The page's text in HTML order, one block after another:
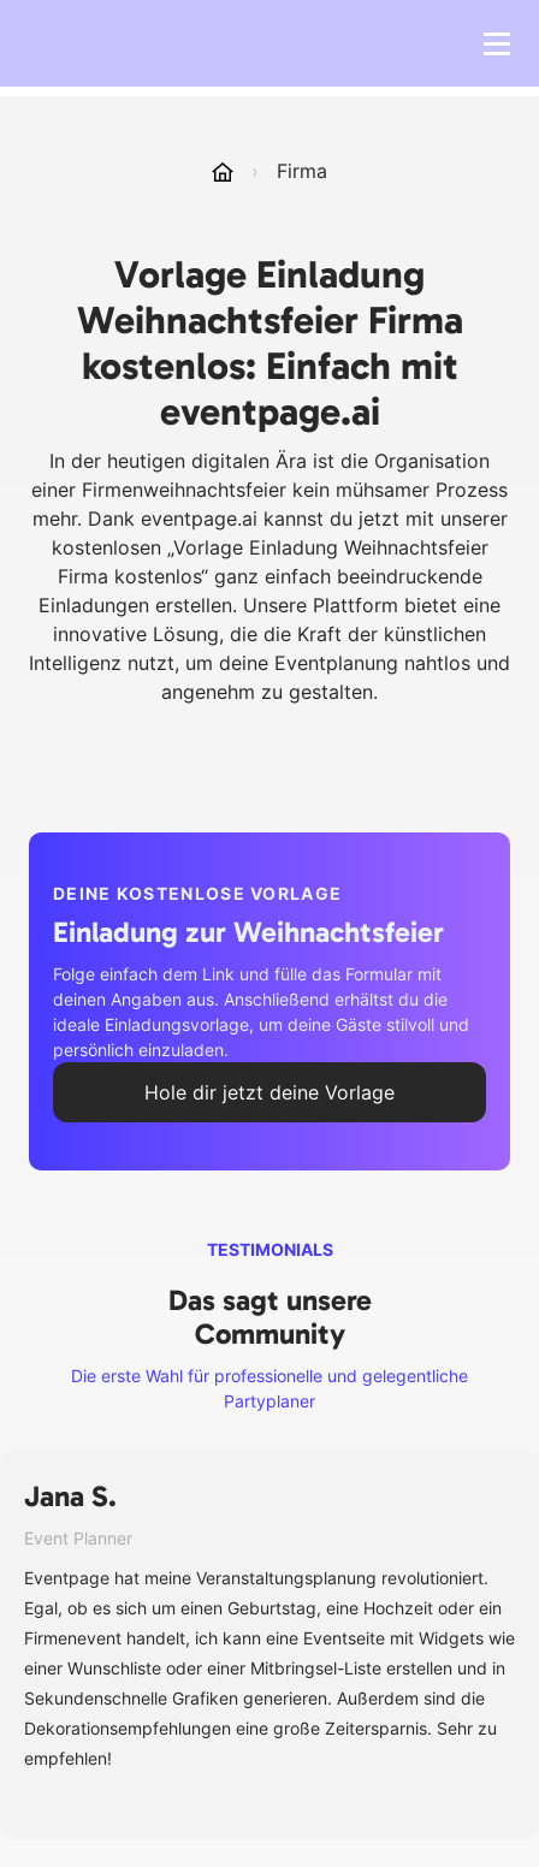
› Firma
Vorlage Einladung
Weihnachtsfeier Firma
kostenlos: Einfach mit
eventpage.ai
In der heutigen digitalen Ära ist die Organisation
einer Firmenweihnachtsfeier kein mühsamer Prozess
mehr. Dank eventpage.ai kannst du jetzt mit unserer
kostenlosen „Vorlage Einladung Weihnachtsfeier
Firma kostenlos“ ganz einfach beeindruckende
Einladungen erstellen. Unsere Plattform bietet eine
innovative Lösung, die die Kraft der künstlichen
Intelligenz nutzt, um deine Eventplanung nahtlos und
angenehm zu gestalten.
DEINE KOSTENLOSE VORLAGE
Einladung zur Weihnachtsfeier
Folge einfach dem Link und fülle das Formular mit
deinen Angaben aus. Anschließend erhältst du die
ideale Einladungsvorlage, um deine Gäste stilvoll und
persönlich einzuladen.
Hole dir jetzt deine Vorlage
TESTIMONIALS
Das sagt unsere
Community
Die erste Wahl für professionelle und gelegentliche
Partyplaner
Jana S.
Event Planner
Eventpage hat meine Veranstaltungsplanung revolutioniert.
Egal, ob es sich um einen Geburtstag, eine Hochzeit oder ein
Firmenevent handelt, ich kann eine Eventseite mit Widgets wie
einer Wunschliste oder einer Mitbringsel-Liste erstellen und in
Sekundenschnelle Grafiken generieren. Außerdem sind die
Dekorationsempfehlungen eine große Zeitersparnis. Sehr zu
empfehlen!